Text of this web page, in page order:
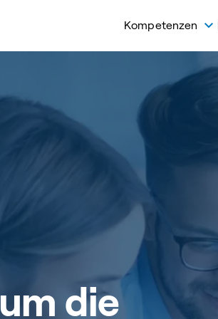
Kompetenzen
die